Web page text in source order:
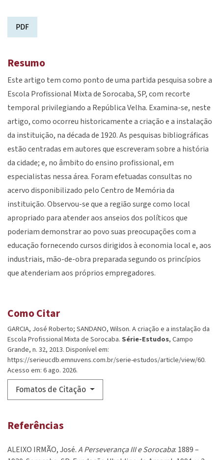
PDF
Como Citar
GARCIA, José Roberto; SANDANO, Wilson. A criação e a instalação da
Escola Profissional Mixta de Sorocaba. Série-Estudos, Campo
Grande, n. 32, 2013. Disponível em:
https://serieucdb.emnuvens.com.br/serie-estudos/article/view/60.
Acesso em: 6 ago. 2026.
Fomatos de Citação
Resumo
Este artigo tem como ponto de uma partida pesquisa sobre a
Escola Profissional Mixta de Sorocaba, SP, com recorte
temporal privilegiando a República Velha. Examina-se, neste
artigo, como ocorreu historicamente a criação e a instalação
da instituição, na década de 1920. As pesquisas bibliográficas
estão centradas em autores que escreveram sobre a história
da cidade; e, no âmbito do ensino profissional, em
especialistas nessa área. Foram efetuadas consultas no
acervo disponibilizado pelo Centro de Memória da
instituição. Observou-se que a região surge como local
apropriado para atender aos anseios dos políticos que
poderiam demonstrar ao povo suas preocupações com a
educação fornecendo cursos dirigidos à economia local e, aos
industriais, mão-de-obra preparada segundo os princípios
que atenderiam aos próprios empregadores.
Referências
ALEIXO IRMÃO, José.A Perseverança III e Sorocaba: 1889 –